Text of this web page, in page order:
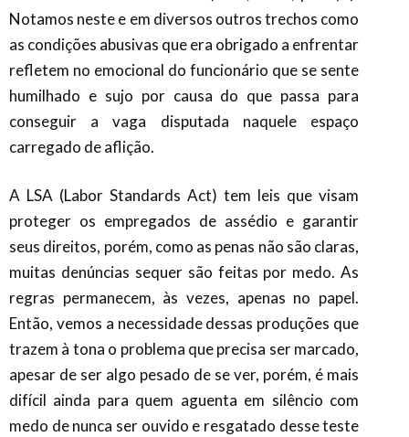
Notamos neste e em diversos outros trechos como
as condições abusivas que era obrigado a enfrentar
refletem no emocional do funcionário que se sente
humilhado e sujo por causa do que passa para
conseguir a vaga disputada naquele espaço
carregado de aflição.
A LSA (Labor Standards Act) tem leis que visam
proteger os empregados de assédio e garantir
seus direitos, porém, como as penas não são claras,
muitas denúncias sequer são feitas por medo. As
regras permanecem, às vezes, apenas no papel.
Então, vemos a necessidade dessas produções que
trazem à tona o problema que precisa ser marcado,
apesar de ser algo pesado de se ver, porém, é mais
difícil ainda para quem aguenta em silêncio com
medo de nunca ser ouvido e resgatado desse teste